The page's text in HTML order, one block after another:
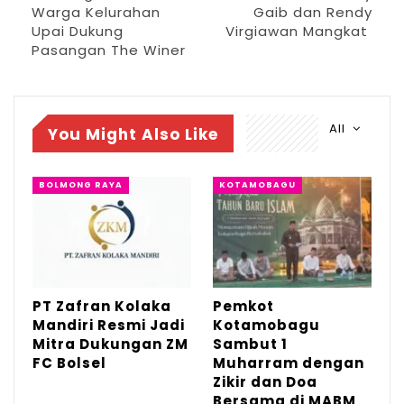
“Terimakasih pak dokter Weny Gaib tas
dukungan semangat untuk putra putri kami
menambah spririt tersendiri bagi para
atlet,” kata Coach Mape selaku
pembimbing dari para atlet
Calon Walikota Kotamobagu, dr Weny Gaib
S.pM dalam kesempatan itu menyebut,
bahwa olahraga sangat penting bagi kita,
bila kita selalu olahraga badan tetap prima
dan sehat, karena olahraga lah kita
bersemagat dalam beraktivitas, katanya
Warga Kelurahan
Upai Dukung
Pasangan The Winer
Gaib dan Rendy
Virgiawan Mangkat
All
You Might Also Like
BOLMONG RAYA
PT Zafran Kolaka
Mandiri Resmi Jadi
Mitra Dukungan ZM
FC Bolsel
KOTAMOBAGU
Pemkot
Kotamobagu
Sambut 1
Muharram dengan
Zikir dan Doa